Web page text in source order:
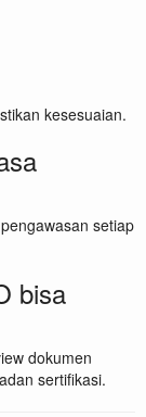
kesesuaian.
setiap
bisa
dokumen
sertifikasi.